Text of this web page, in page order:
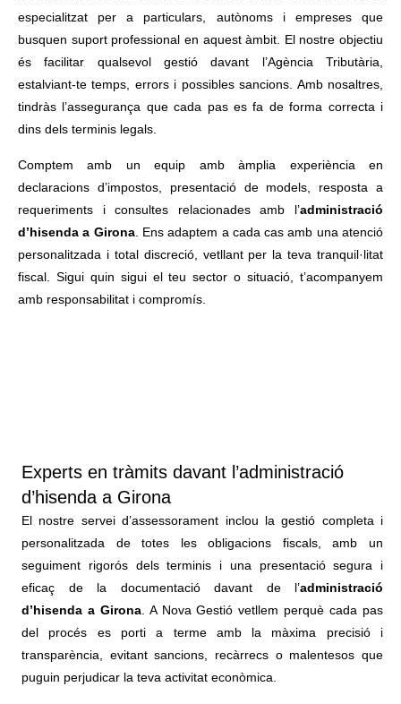
especialitzat per a particulars, autònoms i empreses que
busquen suport professional en aquest àmbit. El nostre objectiu
és facilitar qualsevol gestió davant l’Agència Tributària,
estalviant-te temps, errors i possibles sancions. Amb nosaltres,
tindràs l’assegurança que cada pas es fa de forma correcta i
dins dels terminis legals.
Comptem amb un equip amb àmplia experiència en
declaracions d’impostos, presentació de models, resposta a
requeriments i consultes relacionades amb l’administració
d’hisenda a Girona. Ens adaptem a cada cas amb una atenció
personalitzada i total discreció, vetllant per la teva tranquil·litat
fiscal. Sigui quin sigui el teu sector o situació, t’acompanyem
amb responsabilitat i compromís.
Experts en tràmits davant l’administració
d’hisenda a Girona
El nostre servei d’assessorament inclou la gestió completa i
personalitzada de totes les obligacions fiscals, amb un
seguiment rigorós dels terminis i una presentació segura i
eficaç de la documentació davant de l’administració
d’hisenda a Girona. A Nova Gestió vetllem perquè cada pas
del procés es porti a terme amb la màxima precisió i
transparència, evitant sancions, recàrrecs o malentesos que
puguin perjudicar la teva activitat econòmica.